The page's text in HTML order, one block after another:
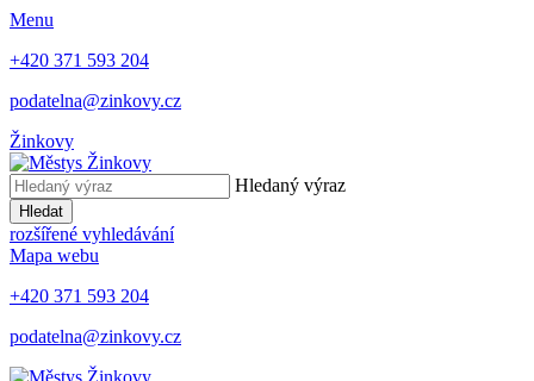
Menu
+420 371 593 204
podatelna@zinkovy.cz
Žinkovy
Hledaný výraz
Hledat
rozšířené vyhledávání
Mapa webu
+420 371 593 204
podatelna@zinkovy.cz